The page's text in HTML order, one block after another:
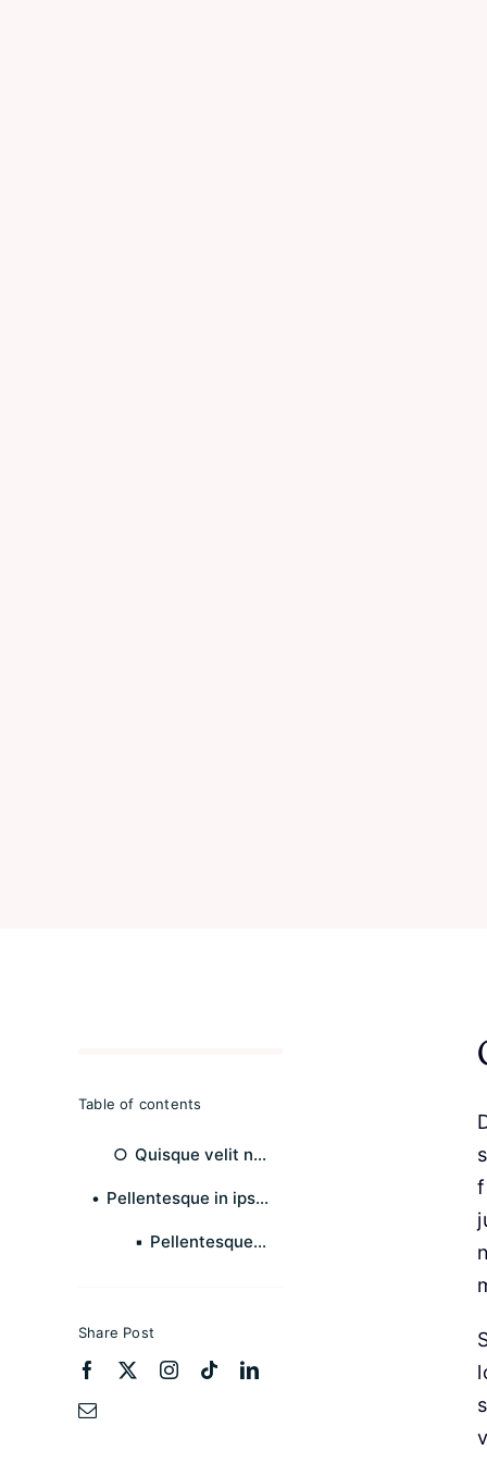
Table of contents
Quisque velit nisi, pretium ut lacinia in
Pellentesque in ipsum id orci porta dapibus.
Pellentesque in ipsum id orci porta dapibus.
Share Post